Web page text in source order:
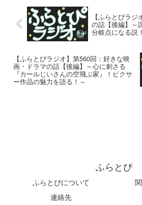
【ふらとぴラ
の話【後編】～
分岐点になる説
【ふらとぴラジオ】第560回：好きな映
画・ドラマの話【後編】～心に刺さる
『カールじいさんの空飛ぶ家』！ピクサ
ー作品の魅力を語る！～
ふらとぴ
ふらとぴについて
連絡先